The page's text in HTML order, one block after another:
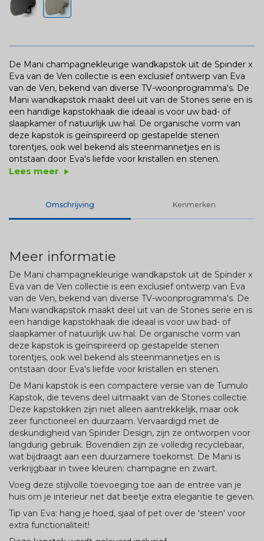
De Mani champagnekleurige wandkapstok uit de Spinder x
Eva van de Ven collectie is een exclusief ontwerp van Eva
van de Ven, bekend van diverse TV-woonprogramma's. De
Mani wandkapstok maakt deel uit van de Stones serie en is
een handige kapstokhaak die ideaal is voor uw bad- of
slaapkamer of natuurlijk uw hal. De organische vorm van
deze kapstok is geïnspireerd op gestapelde stenen
torentjes, ook wel bekend als steenmannetjes en is
ontstaan door Eva's liefde voor kristallen en stenen.
Lees meer play_arrow
Omschrijving Kenmerken
Meer informatie
De Mani champagnekleurige wandkapstok uit de Spinder x
Eva van de Ven collectie is een exclusief ontwerp van Eva
van de Ven, bekend van diverse TV-woonprogramma's. De
Mani wandkapstok maakt deel uit van de Stones serie en is
een handige kapstokhaak die ideaal is voor uw bad- of
slaapkamer of natuurlijk uw hal. De organische vorm van
deze kapstok is geïnspireerd op gestapelde stenen
torentjes, ook wel bekend als steenmannetjes en is
ontstaan door Eva's liefde voor kristallen en stenen.
De Mani kapstok is een compactere versie van de Tumulo
Kapstok, die tevens deel uitmaakt van de Stones collectie.
Deze kapstokken zijn niet alleen aantrekkelijk, maar ook
zeer functioneel en duurzaam. Vervaardigd met de
deskundigheid van Spinder Design, zijn ze ontworpen voor
langdurig gebruik. Bovendien zijn ze volledig recyclebaar,
wat bijdraagt aan een duurzamere toekomst. De Mani is
verkrijgbaar in twee kleuren: champagne en zwart.
Voeg deze stijlvolle toevoeging toe aan de entree van je
huis om je interieur net dat beetje extra elegantie te geven.
Tip van Eva: hang je hoed, sjaal of pet over de 'steen' voor
extra functionaliteit!